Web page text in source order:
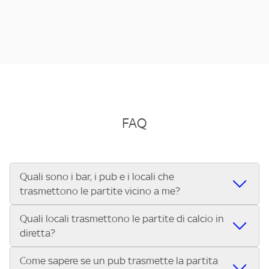
FAQ
Quali sono i bar, i pub e i locali che
trasmettono le partite vicino a me?
Se cerchi un bar, pub, ristorante o locale vicino a te per
vedere le partite di Serie A ENILIVE, la Serie C Sky Wifi, la
UEFA Champions League, la UEFA Europa League, la UEFA
Conference League, il Tennis, la Formula 1®, la MotoGP™ e
Quali locali trasmettono le partite di calcio in
diretta?
Vuoi sapere quali bar, pub o ristoranti mostrano le partite
Come sapere se un pub trasmette la partita